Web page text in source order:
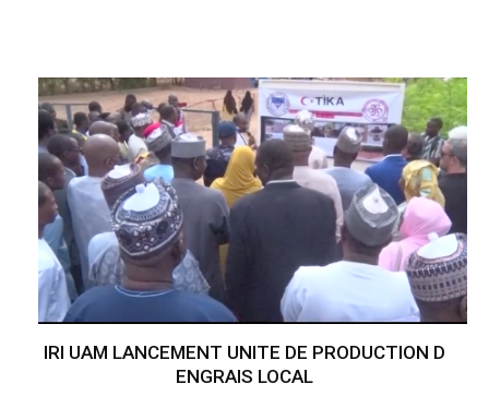
IRI UAM LANCEMENT UNITE DE PRODUCTION D
ENGRAIS LOCAL